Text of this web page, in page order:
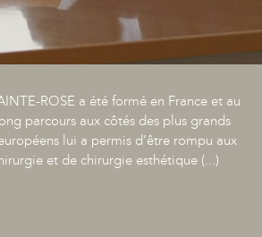
ROSE a été formé en France et au
parcours aux côtés des plus grands
lui a permis d’être rompu aux
et de chirurgie esthétique (...)